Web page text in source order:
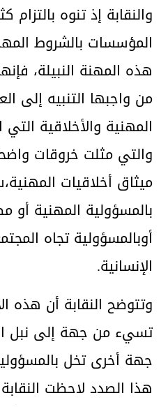
والنقابة إذ تنوه
المؤسسات بالشروط
هذه المهنة النبيلة،
من واجبها التنبيه إلى
المهنية والأخلاقية
والتي مثلت خروقات
ميثاق أخلاقيات
بالمسؤولية المهنية أو
أوبالمسؤولية تجاه
الإنسانية.
وتتوضح النقابة أن هذه
تسيء من جهة إلى نبل
جهة أخرى تخل
هذا الصدد لاحظت